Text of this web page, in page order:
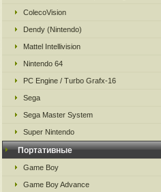
ColecoVision
Dendy (Nintendo)
Mattel Intellivision
Nintendo 64
PC Engine / Turbo Grafx-16
Sega
Sega Master System
Super Nintendo
Портативные
Game Boy
Game Boy Advance